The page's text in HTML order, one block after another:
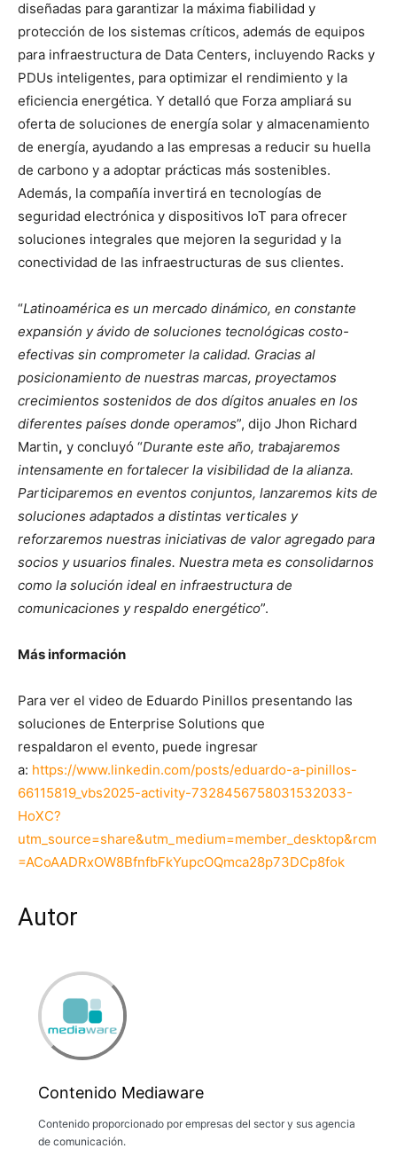
diseñadas para garantizar la máxima fiabilidad y
protección de los sistemas críticos, además de equipos
para infraestructura de Data Centers, incluyendo Racks y
PDUs inteligentes, para optimizar el rendimiento y la
eficiencia energética. Y detalló que Forza ampliará su
oferta de soluciones de energía solar y almacenamiento
de energía, ayudando a las empresas a reducir su huella
de carbono y a adoptar prácticas más sostenibles.
Además, la compañía invertirá en tecnologías de
seguridad electrónica y dispositivos IoT para ofrecer
soluciones integrales que mejoren la seguridad y la
conectividad de las infraestructuras de sus clientes.
“Latinoamérica es un mercado dinámico, en constante
expansión y ávido de soluciones tecnológicas costo-
efectivas sin comprometer la calidad. Gracias al
posicionamiento de nuestras marcas, proyectamos
crecimientos sostenidos de dos dígitos anuales en los
diferentes países donde operamos”, dijo Jhon Richard
Martin, y concluyó “Durante este año, trabajaremos
intensamente en fortalecer la visibilidad de la alianza.
Participaremos en eventos conjuntos, lanzaremos kits de
soluciones adaptados a distintas verticales y
reforzaremos nuestras iniciativas de valor agregado para
socios y usuarios finales. Nuestra meta es consolidarnos
como la solución ideal en infraestructura de
comunicaciones y respaldo energético”.
Más información
Para ver el video de Eduardo Pinillos presentando las
soluciones de Enterprise Solutions que
respaldaron el evento, puede ingresar
a: https://www.linkedin.com/posts/eduardo-a-pinillos-
66115819_vbs2025-activity-7328456758031532033-
HoXC?
utm_source=share&utm_medium=member_desktop&rcm
=ACoAADRxOW8BfnfbFkYupcOQmca28p73DCp8fok
Autor
Contenido Mediaware
Contenido proporcionado por empresas del sector y sus agencia
de comunicación.